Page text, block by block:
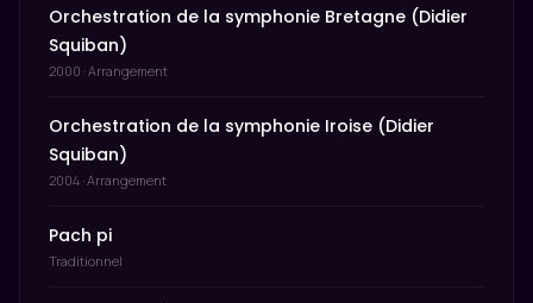
Orchestration de la symphonie Bretagne (Didier
Squiban)
2000 · Arrangement
Orchestration de la symphonie Iroise (Didier
Squiban)
2004 · Arrangement
Pach pi
Traditionnel